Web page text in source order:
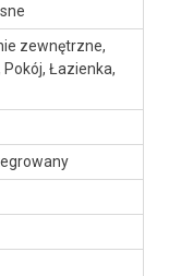
zewnętrzne,
Pokój, Łazienka,